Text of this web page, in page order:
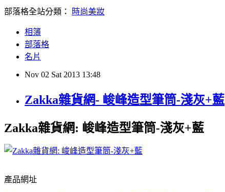
部落格全站分類： 時尚美妝
相簿
部落格
名片
Nov 02 Sat 2013 13:48
Zakka雜貨網- 峻峰造型筆筒-淺灰+藍
Zakka雜貨網: 峻峰造型筆筒-淺灰+藍
產品網址